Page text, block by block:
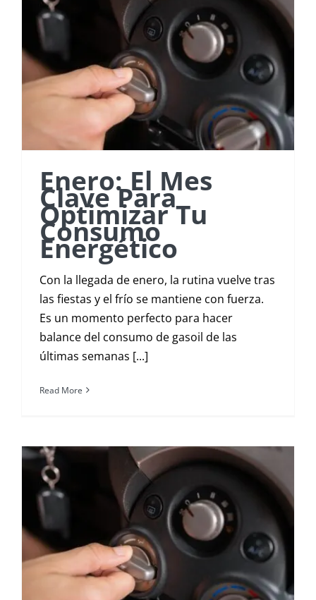
Enero: El Mes
Clave Para
Optimizar Tu
Consumo
Energético
Con la llegada de enero, la rutina vuelve tras
las fiestas y el frío se mantiene con fuerza.
Es un momento perfecto para hacer
balance del consumo de gasoil de las
últimas semanas [...]
Read More